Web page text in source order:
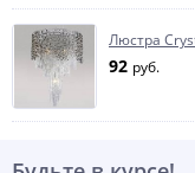
Люстра
92 руб.